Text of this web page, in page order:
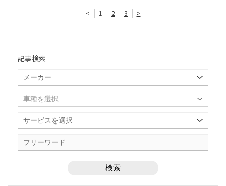
< 1 2 3 >
記事検索